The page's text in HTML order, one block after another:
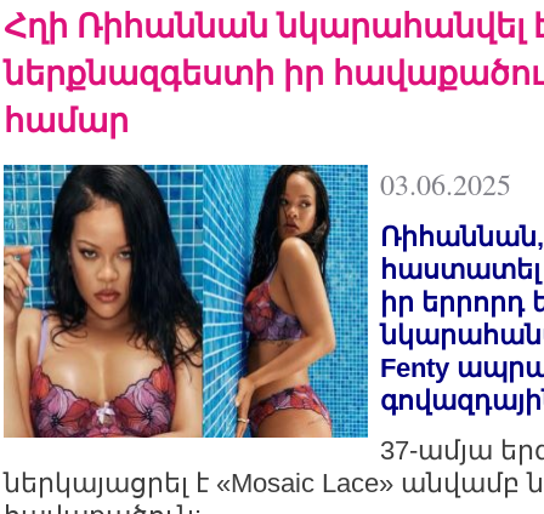
Հղի Ռիհաննան նկարահանվել
ներքնազգեստի իր
համար
03.06.2025
Ռիհաննան,
հաստատել
իր երրորդ
Fenty
37-ամյա
ներկայացրել է «Mosaic Lace»